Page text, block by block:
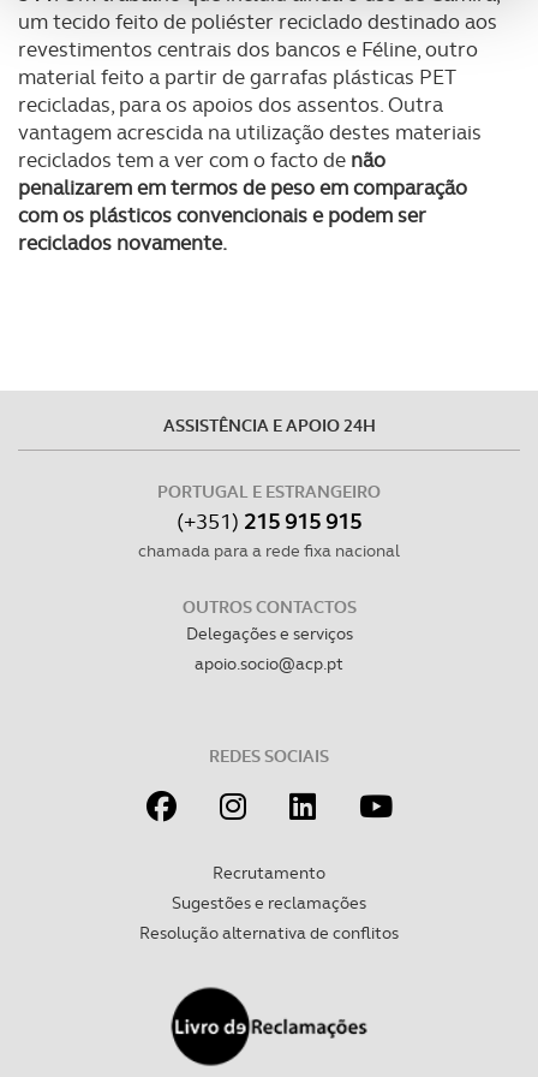
analisar dados de navegação no nosso website.
Adicionalmente partilhamos informação, relativa à sua
utilização do nosso site de publicidade e de análise, com
parceiros e organizações na UE e em países terceiros.
O ACP garantirá que as transferências internacionais de
dados pessoais serão realizadas apenas com o seu
disponibilizados.
Consulte a política de cookies do site.
um tecido feito de poliéster reciclado destinado aos
revestimentos centrais dos bancos e Féline, outro
material feito a partir de garrafas plásticas PET
recicladas, para os apoios dos assentos. Outra
vantagem acrescida na utilização destes materiais
reciclados tem a ver com o facto de não
penalizarem em termos de peso em comparação
com os plásticos convencionais e podem ser
reciclados novamente.
ASSISTÊNCIA E APOIO 24H
PORTUGAL E ESTRANGEIRO
(+351) 215 915 915
chamada para a rede fixa nacional
OUTROS CONTACTOS
Delegações e serviços
apoio.socio@acp.pt
REDES SOCIAIS
Recrutamento
Sugestões e reclamações
Resolução alternativa de conflitos